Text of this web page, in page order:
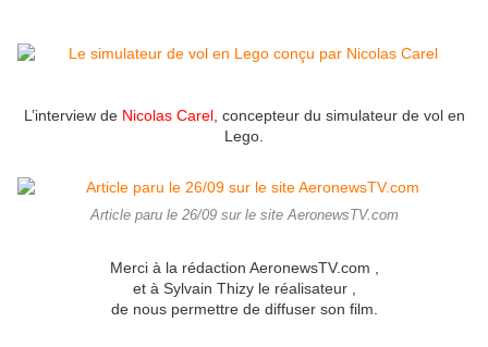
L’interview de Nicolas Carel, concepteur du simulateur de vol en
Lego.
Article paru le 26/09 sur le site AeronewsTV.com
Merci à la rédaction AeronewsTV.com ,
et à Sylvain Thizy le réalisateur ,
de nous permettre de diffuser son film.